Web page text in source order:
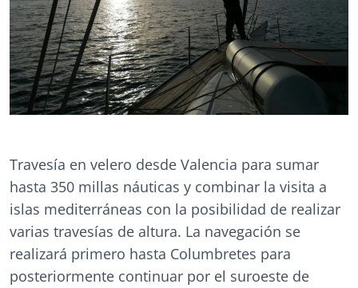
Travesía en velero desde Valencia para sumar
hasta 350 millas náuticas y combinar la visita a
islas mediterráneas con la posibilidad de realizar
varias travesías de altura. La navegación se
realizará primero hasta Columbretes para
posteriormente continuar por el suroeste de